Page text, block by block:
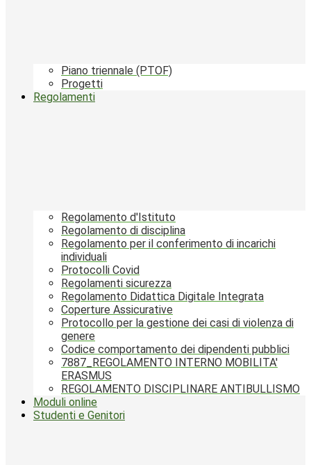
Piano triennale (PTOF)
Progetti
Regolamenti
Regolamento d'Istituto
Regolamento di disciplina
Regolamento per il conferimento di incarichi
individuali
Protocolli Covid
Regolamenti sicurezza
Regolamento Didattica Digitale Integrata
Coperture Assicurative
Protocollo per la gestione dei casi di violenza di
genere
Codice comportamento dei dipendenti pubblici
7887_REGOLAMENTO INTERNO MOBILITA'
ERASMUS
REGOLAMENTO DISCIPLINARE ANTIBULLISMO
Moduli online
Studenti e Genitori